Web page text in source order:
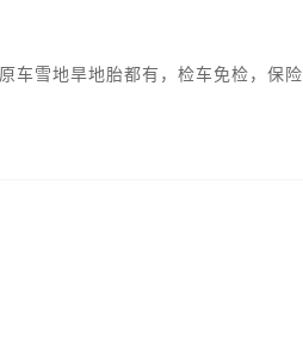
车雪地旱地胎都有，检车免检，保险